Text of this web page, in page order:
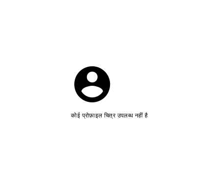
कोई प्रोफ़ाइल चित्र उपलब्ध नहीं है